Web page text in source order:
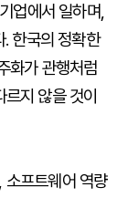
업에서 일하며,
한국의 정확한
화가 관행처럼
지 않을 것이
소프트웨어 역량